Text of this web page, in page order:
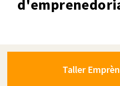
Taller